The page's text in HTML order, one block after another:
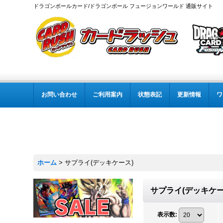
ドラゴンボールカード/ドラゴンボール フュージョンワールド 通販サイト
お問い合わせ ご利用案内 状態表記 更新情報
ホーム > サプライ(デッキケース)
サプライ(デッキケ
表示数: